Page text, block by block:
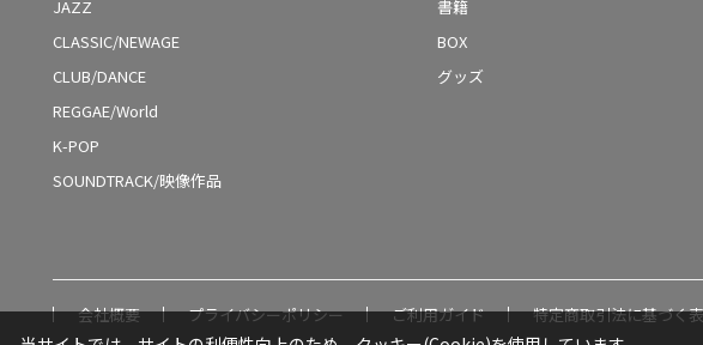
JAZZ
CLASSIC/NEWAGE
CLUB/DANCE
REGGAE/World
K-POP
SOUNDTRACK/映像作品
書籍
BOX
グッズ
会社概要 プライバシーポリシー ご利用ガイド 特定商取引法に基づく